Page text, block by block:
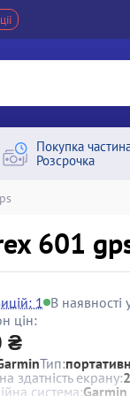
Покупка
Розсрочка
601
1 В наявності
цін:
₴
Тип:
здатність екрану:
система:Garmin